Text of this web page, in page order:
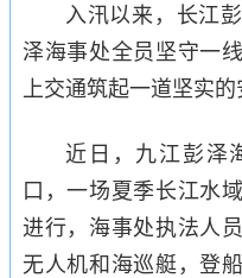
入汛以来，长江
泽海事处全员坚守一
上交通筑起一道坚实的
近日，九江彭泽
口，一场夏季长江水
进行，海事处执法人
无人机和海巡艇，登